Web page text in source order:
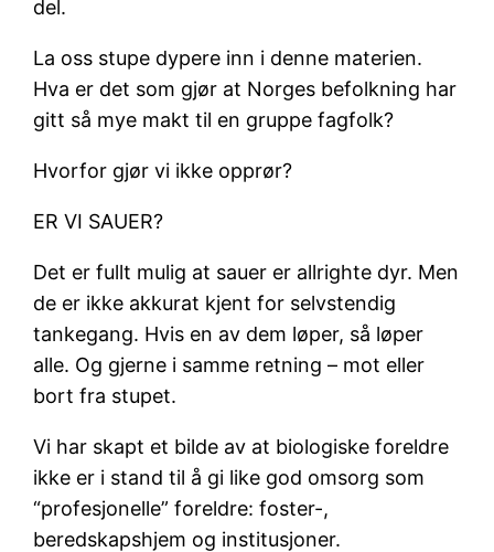
del.
La oss stupe dypere inn i denne materien.
Hva er det som gjør at Norges befolkning har
gitt så mye makt til en gruppe fagfolk?
Hvorfor gjør vi ikke opprør?
ER VI SAUER?
Det er fullt mulig at sauer er allrighte dyr. Men
de er ikke akkurat kjent for selvstendig
tankegang. Hvis en av dem løper, så løper
alle. Og gjerne i samme retning – mot eller
bort fra stupet.
Vi har skapt et bilde av at biologiske foreldre
ikke er i stand til å gi like god omsorg som
“profesjonelle” foreldre: foster-,
beredskapshjem og institusjoner.